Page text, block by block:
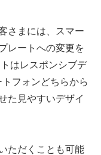
さまには、スマー
レートへの変更を
はレスポンシブデ
フォンどちらから
た見やすいデザイ
ただくことも可能